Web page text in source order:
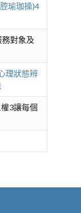
瑜珈操)4
對象及
理狀態辨
3讓每個